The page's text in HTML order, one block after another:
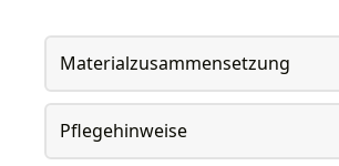
Materialzusammensetzung
Pflegehinweise